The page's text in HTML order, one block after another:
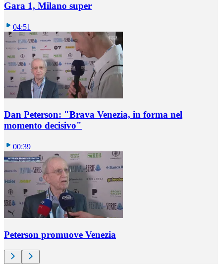
Gara 1, Milano super
04:51
Dan Peterson: "Brava Venezia, in forma nel
momento decisivo"
00:39
Peterson promuove Venezia